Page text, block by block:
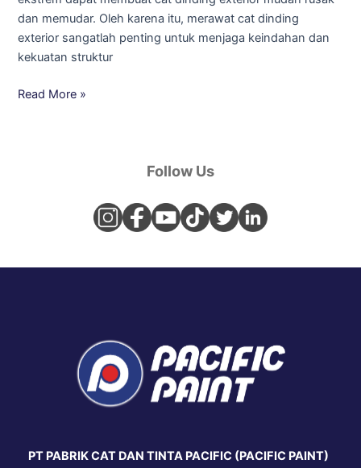
dan memudar. Oleh karena itu, merawat cat dinding
exterior sangatlah penting untuk menjaga keindahan dan
kekuatan struktur
Read More »
Follow Us
PT PABRIK CAT DAN TINTA PACIFIC (PACIFIC PAINT)